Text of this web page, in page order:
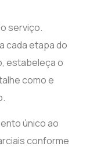
serviço.
cada etapa do
estabeleça o
como e
único ao
conforme